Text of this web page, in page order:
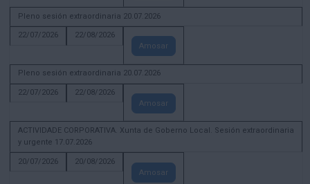
Pleno sesión extraordinaria 20.07.2026
22/07/2026
22/08/2026
Amosar
Pleno sesión extraordinaria 20.07.2026
22/07/2026
22/08/2026
Amosar
ACTIVIDADE CORPORATIVA. Xunta de Goberno Local. Sesión extraordinaria
y urgente 17.07.2026
20/07/2026
20/08/2026
Amosar